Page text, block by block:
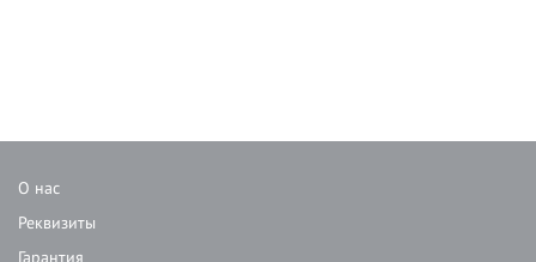
О нас
Реквизиты
Гарантия